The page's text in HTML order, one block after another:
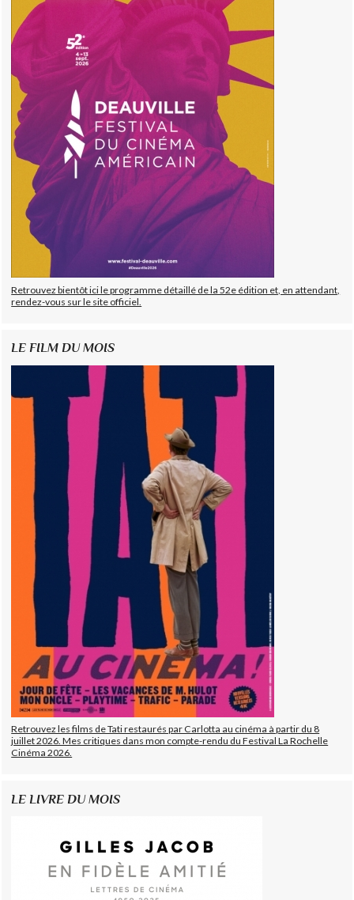
Retrouvez bientôt ici le programme détaillé de la 52e édition et, en attendant,
rendez-vous sur le site officiel.
LE FILM DU MOIS
Retrouvez les films de Tati restaurés par Carlotta au cinéma à partir du 8
juillet 2026. Mes critiques dans mon compte-rendu du Festival La Rochelle
Cinéma 2026.
LE LIVRE DU MOIS